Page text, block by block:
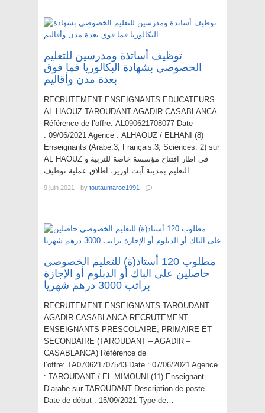
توظيف أساتذة ومدرسين للتعليم
الخصوصي بشهادة البكالوريا فما فوق
بعدة مدن وأقاليم
RECRUTEMENT ENSEIGNANTS EDUCATEURS
AL HAOUZ TAROUDANT AGADIR CASABLANCA
Référence de l’offre: AL090621708077 Date
: 09/06/2021 Agence : ALHAOUZ / ELHANI (8)
Enseignants (Arabe:3; Français:3; Sciences: 2) sur
AL HAOUZ في اطار افتتاح مؤسسة خاصة للتربية و
التعليم بمدينة آبت اورير، اطلاق عملية توظيف…
9 juin 2021 · by toutaumaroc1991 ·
مطلوب 120 أستاذ(ة) للتعليم الخصوصي
حاصلين على الباك أو الدبلوم أو الإجازة
براتب 3000 درهم شهريا
RECRUTEMENT ENSEIGNANTS TAROUDANT
AGADIR CASABLANCA RECRUTEMENT
ENSEIGNANTS PRESCOLAIRE, PRIMAIRE ET
SECONDAIRE (TAROUDANT – AGADIR –
CASABLANCA) Référence de
l’offre: TA070621707543 Date : 07/06/2021 Agence
: TAROUDANT / EL MIMOUNI (11) Enseignant
D’arabe sur TAROUDANT Description de poste
Date de début : 15/09/2021 Type de…